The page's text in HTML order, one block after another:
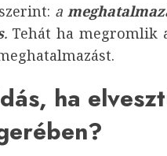
a
.Tehát ha megromlik
ha